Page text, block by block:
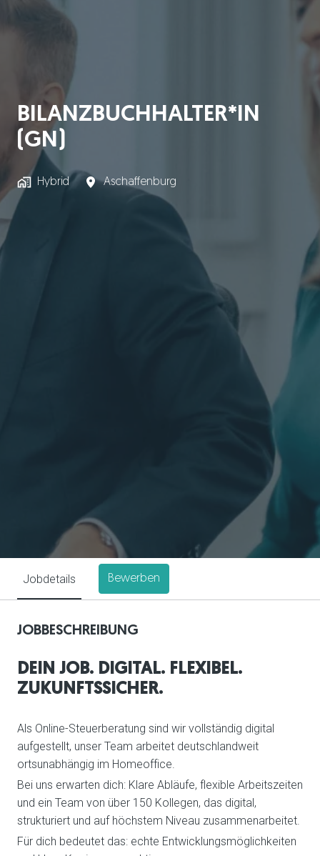
BILANZBUCHHALTER*IN
(GN)
Hybrid Aschaffenburg
Jobdetails Bewerben
JOBBESCHREIBUNG
DEIN JOB. DIGITAL. FLEXIBEL.
ZUKUNFTSSICHER.
Als Online-Steuerberatung sind wir vollständig digital
aufgestellt, unser Team arbeitet deutschlandweit
ortsunabhängig im Homeoffice.
Bei uns erwarten dich: Klare Abläufe, flexible Arbeitszeiten
und ein Team von über 150 Kollegen, das digital,
strukturiert und auf höchstem Niveau zusammenarbeitet.
Für dich bedeutet das: echte Entwicklungsmöglichkeiten